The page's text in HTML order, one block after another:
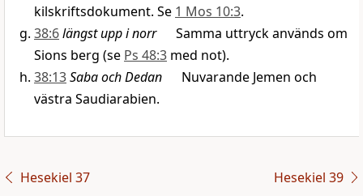
kilskriftsdokument. Se 1 Mos 10:3.
38:6längst upp i norrSamma uttryck används om
Sions berg (se Ps 48:3 med not).
38:13Saba och Dedan Nuvarande Jemen och
västra Saudiarabien.
Hesekiel 37 Hesekiel 39